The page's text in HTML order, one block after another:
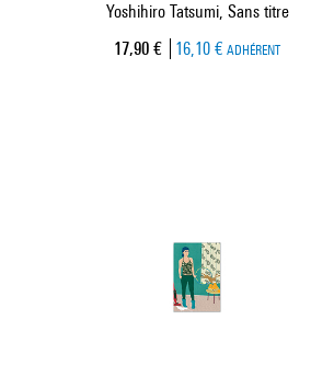
Yoshihiro Tatsumi, Sans titre
Prix ​​actuel
17,90 € 16,10 € ADHÉRENT